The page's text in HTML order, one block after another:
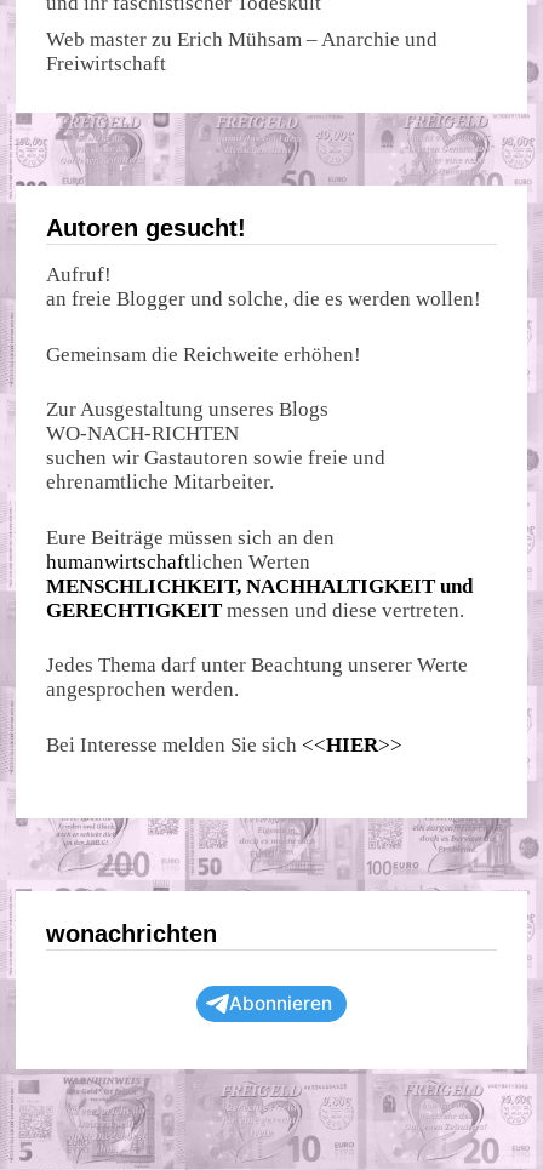
Web master zuErich Mühsam – Anarchie und
Freiwirtschaft
Autoren gesucht!
Aufruf!
an freie Blogger und solche, die es werden wollen!
Gemeinsam die Reichweite erhöhen!
Zur Ausgestaltung unseres Blogs
WO-NACH-RICHTEN
suchen wir Gastautoren sowie freie und
ehrenamtliche Mitarbeiter.
Eure Beiträge müssen sich an den
humanwirtschaftlichen Werten
MENSCHLICHKEIT, NACHHALTIGKEIT und
GERECHTIGKEIT messen und diese vertreten.
Jedes Thema darf unter Beachtung unserer Werte
angesprochen werden.
Bei Interesse melden Sie sich <<HIER>>
wonachrichten
Abonnieren